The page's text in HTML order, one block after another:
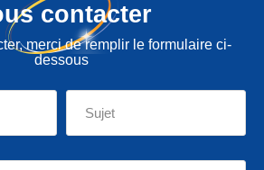
contacter
merci de remplir le formulaire ci-
dessous